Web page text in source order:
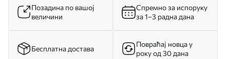
Позадина по вашој
величини
Спремно за испоруку
за 1–3 радна дана
Бесплатна достава
Повраћај новца у
року од 30 дана